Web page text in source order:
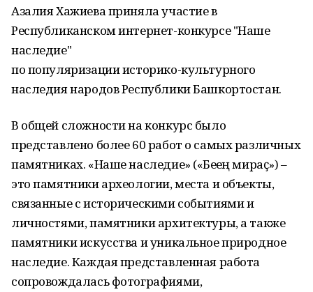
Азалия Хажиева приняла участие в
Республиканском интернет-конкурсе "Наше
наследие"
по популяризации историко-культурного
наследия народов Республики Башкортостан.
В общей сложности на конкурс было
представлено более 60 работ о самых различных
памятниках. «Наше наследие» («Беҙҙең мираҫ») –
это памятники археологии, места и объекты,
связанные с историческими событиями и
личностями, памятники архитектуры, а также
памятники искусства и уникальное природное
наследие. Каждая представленная работа
сопровождалась фотографиями,